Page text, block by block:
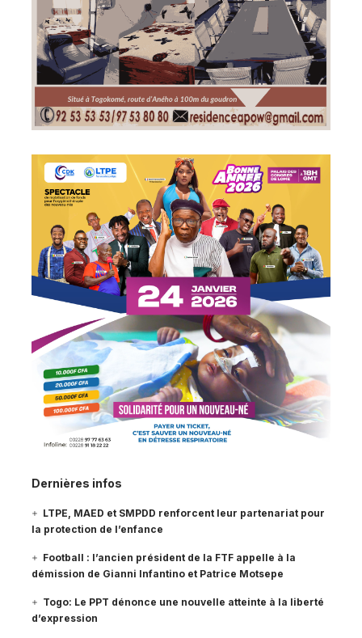
Dernières infos
LTPE, MAED et SMPDD renforcent leur partenariat pour
la protection de l’enfance
Football : l’ancien président de la FTF appelle à la
démission de Gianni Infantino et Patrice Motsepe
Togo: Le PPT dénonce une nouvelle atteinte à la liberté
d’expression